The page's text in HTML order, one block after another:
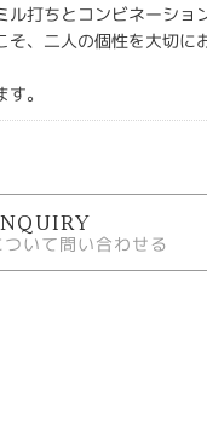
打ちとコンビネーショ
そ、二人の個性を大切に
。
いて問い合わせる